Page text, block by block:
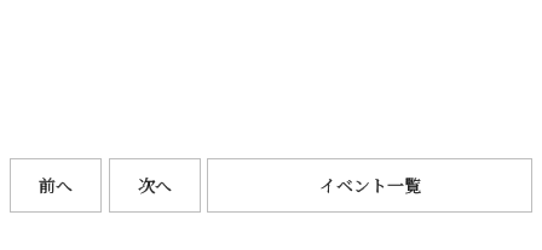
前へ 次へ イベント一覧